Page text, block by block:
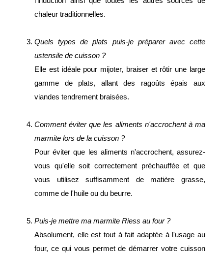
chaleur traditionnelles.
Quels types de plats puis-je préparer avec cette
ustensile de cuisson ?
Elle est idéale pour mijoter, braiser et rôtir une large
gamme de plats, allant des ragoûts épais aux
viandes tendrement braisées.
Comment éviter que les aliments n'accrochent à ma
marmite lors de la cuisson ?
Pour éviter que les aliments n'accrochent, assurez-
vous qu'elle soit correctement préchauffée et que
vous utilisez suffisamment de matière grasse,
comme de l'huile ou du beurre.
Puis-je mettre ma marmite Riess au four ?
Absolument, elle est tout à fait adaptée à l'usage au
four, ce qui vous permet de démarrer votre cuisson